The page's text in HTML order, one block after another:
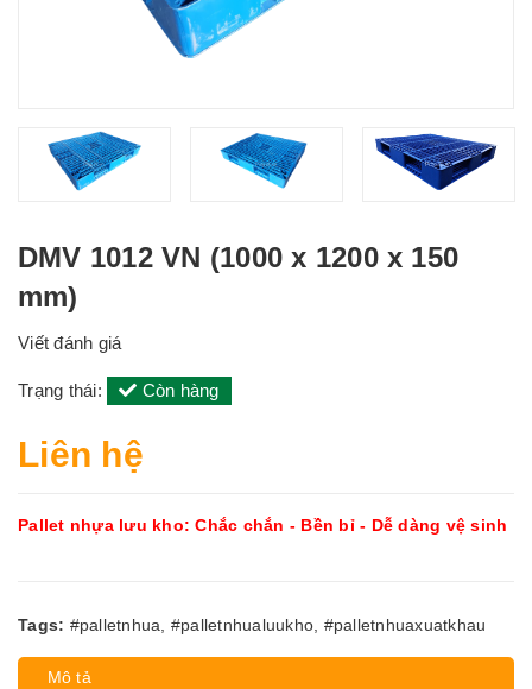
DMV 1012 VN (1000 x 1200 x 150
mm)
Viết đánh giá
Trạng thái: Còn hàng
Liên hệ
Pallet nhựa lưu kho: Chắc chắn - Bền bỉ - Dễ dàng vệ sinh
Tags: #palletnhua #palletnhualuukho #palletnhuaxuatkhau
Mô tả